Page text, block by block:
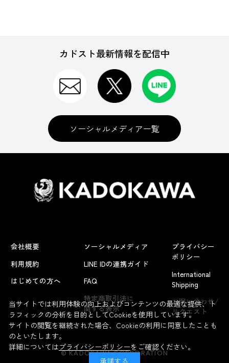
よくあるお問い合わせ
カドスト最新情報を配信中
ソーシャルメディア一覧
会社概要
利用規約
はじめての方へ
ソーシャルメディア
LINE IDの連携ガイド
FAQ
特定商取引法に
関する表示
プライバシー
ポリシー
International
Shipping
お問い合わせ/
リクエスト
© KADOKAWA CORPORATION
当サイトでは利用体験の向上およびコンテンツの最適な提供、ト
ラフィックの分析を目的としてCookieを使用しています。
サイトの閲覧を継続された場合、Cookieの利用に同意したことも
のといたします。
詳細についてはプライバシーポリシーをご確認ください。